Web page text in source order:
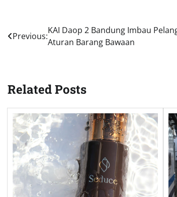
Post
navigation
Previous:
KAI Daop 2 Bandung Imbau
Aturan Barang Bawaan
Related Posts